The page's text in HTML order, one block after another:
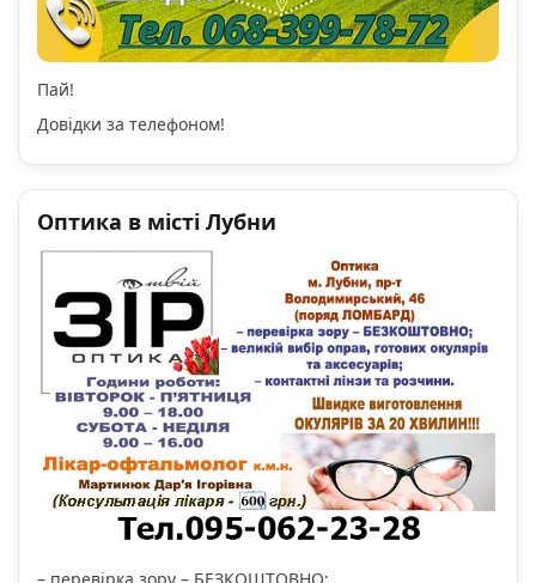
Пай!
Довідки за телефоном!
Оптика в місті Лубни